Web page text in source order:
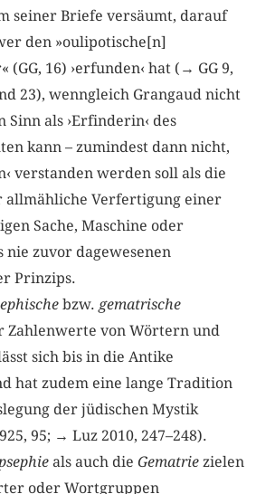
seiner Briefe versäumt, darauf
den »oulipotische[n]
(GG, 16) ›erfunden‹ hat (→ GG 9,
23), wenngleich Grangaud nicht
Sinn als ›Erfinderin‹ des
kann – zumindest dann nicht,
verstanden werden soll als die
allmähliche Verfertigung einer
Sache, Maschine oder
nie zuvor dagewesenen
Prinzips.
bzw. gematrische
Zahlenwerte von Wörtern und
sich bis in die Antike
hat zudem eine lange Tradition
der jüdischen Mystik
95; → Luz 2010, 247–248).
als auch dieGematrie zielen
oder Wortgruppen